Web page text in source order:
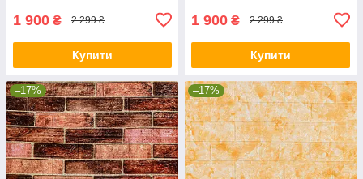
1 900 ₴ 2 299 ₴
Купити
1 900 ₴ 2 299 ₴
Купити
–17% –17%